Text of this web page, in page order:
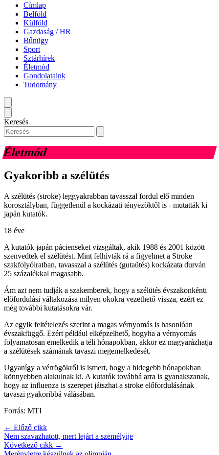
Címlap
Belföld
Külföld
Gazdaság / HR
Bűnügy
Sport
Sztárhírek
Életmód
Gondolataink
Tudomány
Keresés
Életmód
Gyakoribb a szélütés
A szélütés (stroke) leggyakrabban tavasszal fordul elő minden
korosztályban, függetlenül a kockázati tényezőktől is - mutatták ki
japán kutatók.
18 éve
A kutatók japán pácienseket vizsgáltak, akik 1988 és 2001 között
szenvedtek el szélütést. Mint felhívták rá a figyelmet a Stroke
szakfolyóiratban, tavasszal a szélütés (gutaütés) kockázata durván
25 százalékkal magasabb.
Ám azt nem tudják a szakemberek, hogy a szélütés évszakonkénti
előfordulási váltakozása milyen okokra vezethető vissza, ezért ez
még további kutatásokra vár.
Az egyik feltételezés szerint a magas vérnyomás is hasonlóan
évszakfüggő. Ezért például elképzelhető, hogyha a vérnyomás
folyamatosan emelkedik a téli hónapokban, akkor ez magyarázhatja
a szélütések számának tavaszi megemelkedését.
Ugyanígy a vérrögökről is ismert, hogy a hidegebb hónapokban
könnyebben alakulnak ki. A kutatók továbbá arra is gyanakszanak,
hogy az influenza is szerepet játszhat a stroke előfordulásának
tavaszi gyakoribbá válásában.
Forrás: MTI
← Előző cikk
Nem szavazhatott, mert lejárt a személyije
Következő cikk →